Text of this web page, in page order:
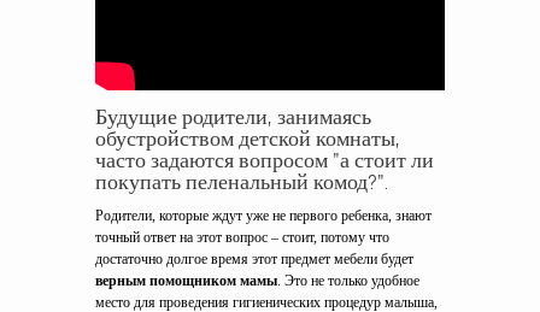
Будущие родители, занимаясь
обустройством детской комнаты,
часто задаются вопросом "а стоит ли
покупать пеленальный комод?".
Родители, которые ждут уже не первого ребенка, знают
точный ответ на этот вопрос – стоит, потому что
достаточно долгое время этот предмет мебели будет
верным помощником мамы. Это не только удобное
место для проведения гигиенических процедур малыша,